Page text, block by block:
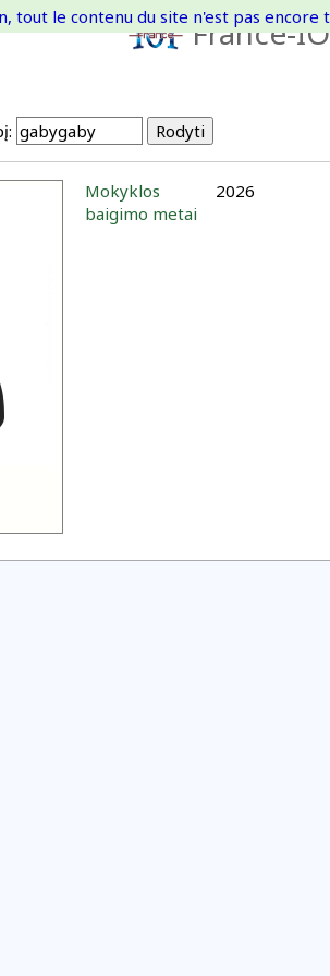
France-
tout le contenu du site n'est pas encore
Mokyklos
baigimo metai
2026